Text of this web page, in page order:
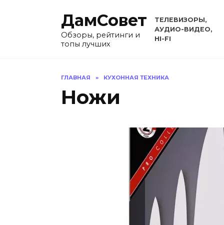
ДамСовет
Обзоры, рейтинги и
топы лучших
ТЕЛЕВИЗОРЫ,
АУДИО-ВИДЕО,
HI-FI
ГЛАВНАЯ » КУХОННАЯ ТЕХНИКА
Ножи